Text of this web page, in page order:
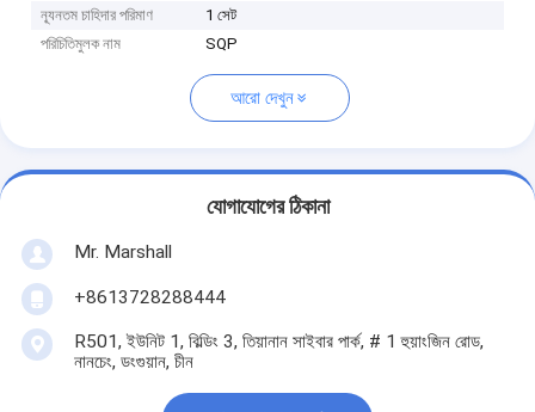
ন্যূনতম চাহিদার পরিমাণ
1 সেট
পরিচিতিমুলক নাম
SQP
আরো দেখুন
যোগাযোগের ঠিকানা
Mr. Marshall
+8613728288444
R501, ইউনিট 1, বিল্ডিং 3, তিয়ানান সাইবার পার্ক, # 1 হুয়াংজিন রোড,
নানচেং, ডংগুয়ান, চীন